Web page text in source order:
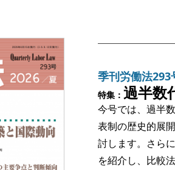
季刊労働法293
特集： 過半数
今号では、過半
表制の歴史的展
討します。さら
を紹介し、比較